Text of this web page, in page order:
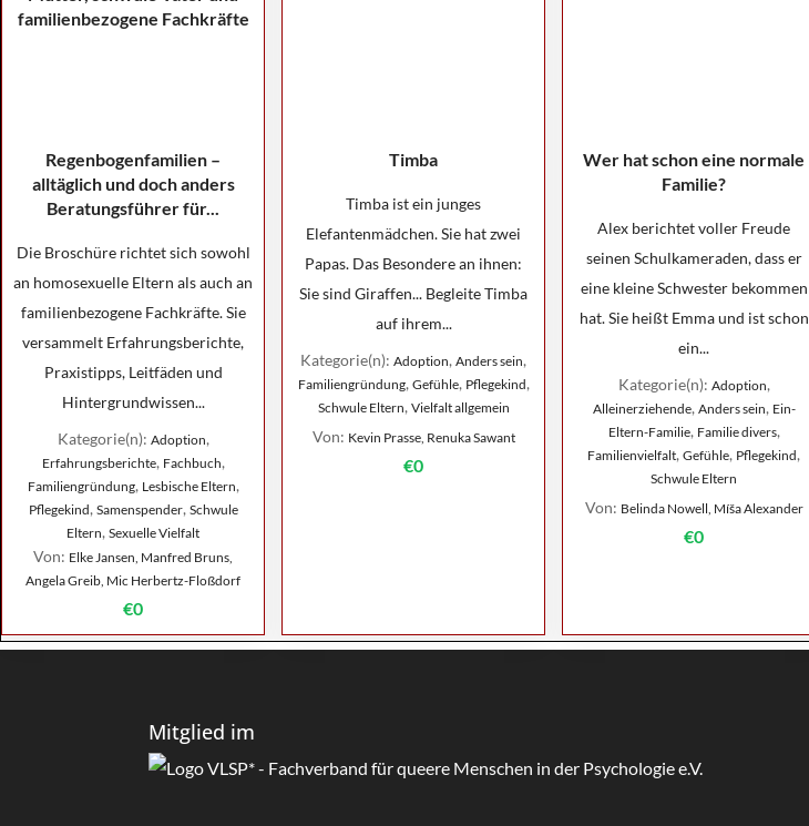
Regenbogenfamilien –
alltäglich und doch anders
Beratungsführer für...
Die Broschüre richtet sich sowohl
an homosexuelle Eltern als auch an
familienbezogene Fachkräfte. Sie
versammelt Erfahrungsberichte,
Praxistipps, Leitfäden und
Hintergrundwissen...
Kategorie(n): Adoption,
Erfahrungsberichte, Fachbuch,
Familiengründung, Lesbische Eltern,
Pflegekind, Samenspender, Schwule
Eltern, Sexuelle Vielfalt
Von: Elke Jansen, Manfred Bruns,
Angela Greib, Mic Herbertz-Floßdorf
€0
Timba
Timba ist ein junges
Elefantenmädchen. Sie hat zwei
Papas. Das Besondere an ihnen:
Sie sind Giraffen... Begleite Timba
auf ihrem...
Kategorie(n): Adoption, Anders sein,
Familiengründung, Gefühle, Pflegekind,
Schwule Eltern, Vielfalt allgemein
Von: Kevin Prasse, Renuka Sawant
€0
Wer hat schon eine normale
Familie?
Alex berichtet voller Freude
seinen Schulkameraden, dass er
eine kleine Schwester bekommen
hat. Sie heißt Emma und ist schon
ein...
Kategorie(n): Adoption,
Alleinerziehende, Anders sein, Ein-
Eltern-Familie, Familie divers,
Familienvielfalt, Gefühle, Pflegekind,
Schwule Eltern
Von: Belinda Nowell, Míša Alexander
€0
Mitglied im